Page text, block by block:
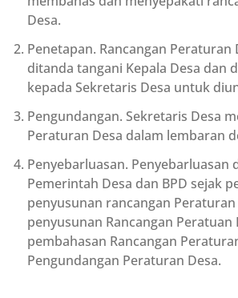
Desa.
Penetapan. Rancangan Peraturan
ditanda tangani Kepala Desa dan
kepada Sekretaris Desa untuk
Pengundangan. Sekretaris Desa
Peraturan Desa dalam lembaran
Penyebarluasan. Penyebarluasan
Pemerintah Desa dan BPD sejak
penyusunan rancangan Peraturan
penyusunan Rancangan Peratuan
pembahasan Rancangan
Pengundangan Peraturan Desa.